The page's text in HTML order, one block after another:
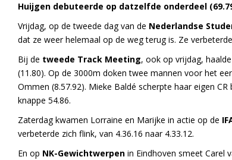
Huijgen debuteerde op datzelfde onderdeel
Vrijdag, op de tweede dag van de Nederlandse
dat ze weer helemaal op de weg terug is. Ze
Bij de tweede Track Meeting, ook op vrijdag,
(11.80). Op de 3000m doken twee mannen voor het
Ommen (8.57.92). Mieke Baldé scherpte haar eigen
knappe 54.86.
Zaterdag kwamen Lorraine en Marijke in actie op de
verbeterde zich flink, van 4.36.16 naar 4.33.12.
En op NK-Gewichtwerpen in Eindhoven smeet Carel